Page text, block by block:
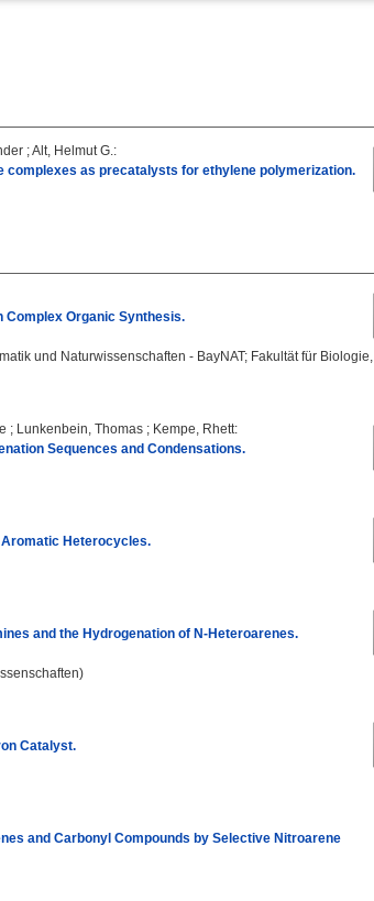
;Alt, Helmut G.:
complexes as precatalysts for ethylene polymerization.
Complex Organic Synthesis.
und Naturwissenschaften - BayNAT; Fakultät für Biologie,
; Lunkenbein, Thomas ; Kempe, Rhett:
Sequences and Condensations.
Heterocycles.
and the Hydrogenation of N-Heteroarenes.
Catalyst.
and Carbonyl Compounds by Selective Nitroarene